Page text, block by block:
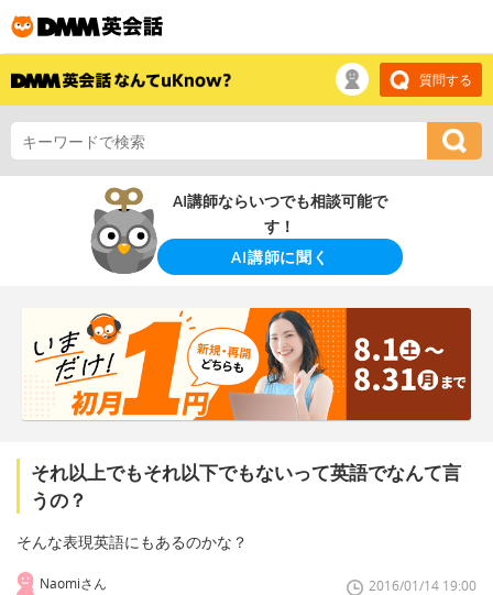
質問する
AI講師ならいつでも相談可能で
す！
AI講師に聞く
それ以上でもそれ以下でもないって英語でなんて言
うの？
そんな表現英語にもあるのかな？
Naomiさん 2016/01/14 19:00